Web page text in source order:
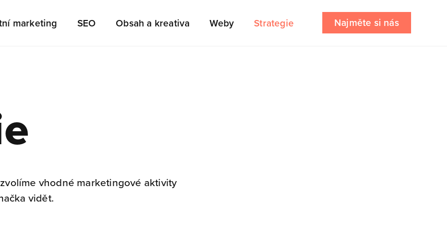
marketing SEO Obsah a kreativa Weby Strategie Najměte si nás
vhodné marketingové aktivity
vidět.